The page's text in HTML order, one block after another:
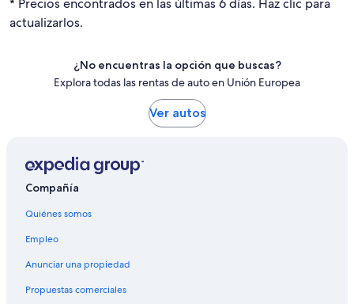
* Precios encontrados en las últimas 6 días. Haz clic para
actualizarlos.
¿No encuentras la opción que buscas?
Explora todas las rentas de auto en Unión Europea
Ver autos
Compañía
Quiénes somos
Empleo
Anunciar una propiedad
Propuestas comerciales